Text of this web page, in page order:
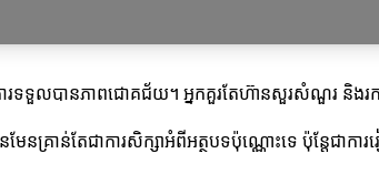
ទទួលបានភាពជោគជ័យ។ អ្នកគួរតែហ៊ានសួរសំណួរ និងរ
នគ្រាន់តែជាការសិក្សាអំពីអត្ថបទប៉ុណ្ណោះទេ ប៉ុន្តែជាក